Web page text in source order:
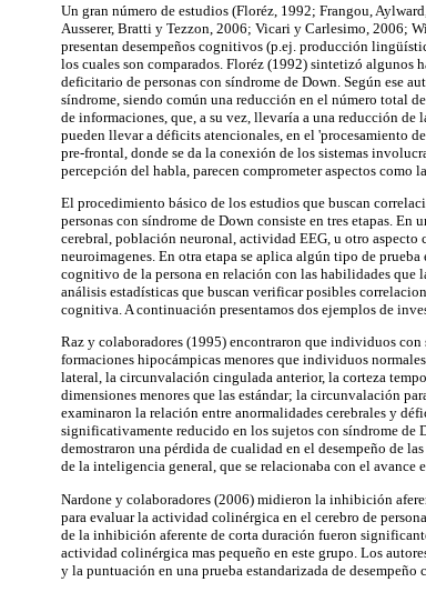
Un gran número de estudios (Floréz, 1992; Frangou,
Ausserer, Bratti y Tezzon, 2006; Vicari y Carlesimo, 2006;
presentan desempeños cognitivos (p.ej. producción
los cuales son comparados. Floréz (1992) sintetizó
deficitario de personas con síndrome de Down. Según ese
síndrome, siendo común una reducción en el número total
de informaciones, que, a su vez, llevaría a una reducción
pueden llevar a déficits atencionales, en el 'procesamiento
pre-frontal, donde se da la conexión de los sistemas
percepción del habla, parecen comprometer aspectos como
El procedimiento básico de los estudios que buscan
personas con síndrome de Down consiste en tres etapas. En
cerebral, población neuronal, actividad EEG, u otro
neuroimagenes. En otra etapa se aplica algún tipo de
cognitivo de la persona en relación con las habilidades que
análisis estadísticas que buscan verificar posibles
cognitiva. A continuación presentamos dos ejemplos de
Raz y colaboradores (1995) encontraron que individuos
formaciones hipocámpicas menores que individuos
lateral, la circunvalación cingulada anterior, la corteza
dimensiones menores que las estándar; la circunvalación
examinaron la relación entre anormalidades cerebrales y
significativamente reducido en los sujetos con síndrome de
demostraron una pérdida de cualidad en el desempeño de
de la inteligencia general, que se relacionaba con el avance
Nardone y colaboradores (2006) midieron la inhibición
para evaluar la actividad colinérgica en el cerebro de
de la inhibición aferente de corta duración fueron
actividad colinérgica mas pequeño en este grupo. Los
y la puntuación en una prueba estandarizada de